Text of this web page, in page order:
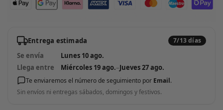
Entrega estimada 7/13 días
Se envía
Lunes 10 ago.
Llega entre
Miércoles 19 ago.–Jueves 27 ago.
Te enviaremos el número de seguimiento por Email.
Sin envíos ni entregas sábados, domingos y festivos.